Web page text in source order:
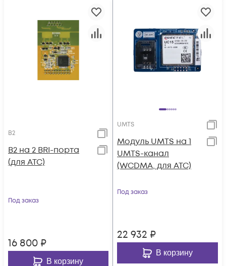
B2
B2 на 2 BRI-порта
(для АТС)
Под заказ
16 800 ₽
В корзину
UMTS
Модуль UMTS на 1
UMTS-канал
(WCDMA, для АТС)
Под заказ
22 932 ₽
В корзину